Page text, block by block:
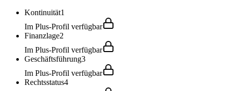
Kontinuität1
Im Plus-Profil verfügbar
Finanzlage2
Im Plus-Profil verfügbar
Geschäftsführung3
Im Plus-Profil verfügbar
Rechtsstatus4